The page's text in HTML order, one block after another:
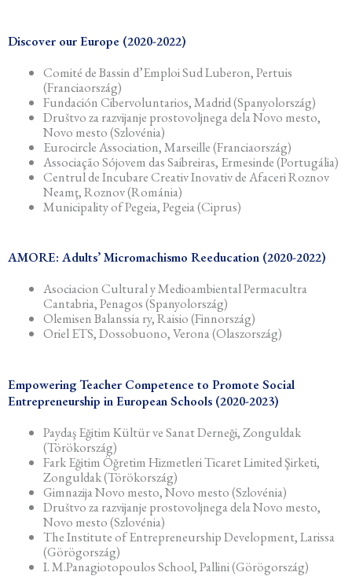
Discover our Europe (2020-2022)
Comité de Bassin d’Emploi Sud Luberon, Pertuis
(Franciaország)
Fundación Cibervoluntarios, Madrid (Spanyolország)
Društvo za razvijanje prostovoljnega dela Novo mesto,
Novo mesto (Szlovénia)
Eurocircle Association, Marseille (Franciaország)
Associação Sójovem das Saibreiras, Ermesinde (Portugália)
Centrul de Incubare Creativ Inovativ de Afaceri Roznov
Neamţ, Roznov (Románia)
Municipality of Pegeia, Pegeia (Ciprus)
AMORE: Adults’ Micromachismo Reeducation (2020-2022)
Asociacion Cultural y Medioambiental Permacultra
Cantabria, Penagos (Spanyolország)
Olemisen Balanssia ry, Raisio (Finnország)
Oriel ETS, Dossobuono, Verona (Olaszország)
Empowering Teacher Competence to Promote Social
Entrepreneurship in European Schools (2020-2023)
Paydaş Eğitim Kültür ve Sanat Derneği, Zonguldak
(Törökország)
Fark Eğitim Öğretim Hizmetleri Ticaret Limited Şirketi,
Zonguldak (Törökország)
Gimnazija Novo mesto, Novo mesto (Szlovénia)
Društvo za razvijanje prostovoljnega dela Novo mesto,
Novo mesto (Szlovénia)
The Institute of Entrepreneurship Development, Larissa
(Görögország)
I. M.Panagiotopoulos School, Pallini (Görögország)